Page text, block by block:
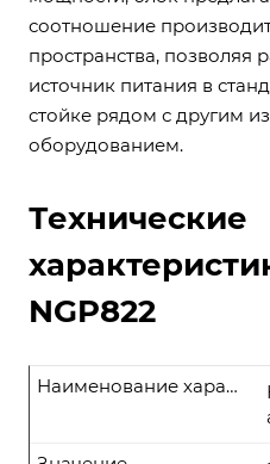
соотношение
пространства, позволяя
источник питания в
стойке рядом с другим
оборудованием.
Технические
NGP822
Наименование характеристики